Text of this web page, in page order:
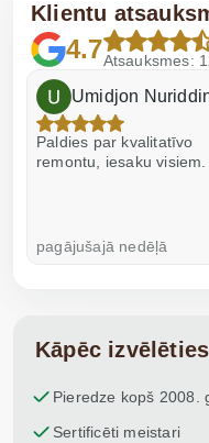
Klientu
4.7Atsauksmes:
Umidjon
Paldies par kvalitatīvo
remontu, iesaku visiem.
pagājušajā nedēļā
Kāpēc
Pieredze kopš 2008.
Sertificēti meistari